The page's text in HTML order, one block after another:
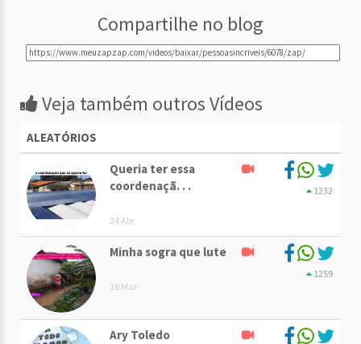
Compartilhe no blog
Veja também outros Vídeos
ALEATÓRIOS
Queria ter essa
coordenaçã. . .
24 Abr
1232
Minha sogra que lute
16 Mar
1259
Ary Toledo